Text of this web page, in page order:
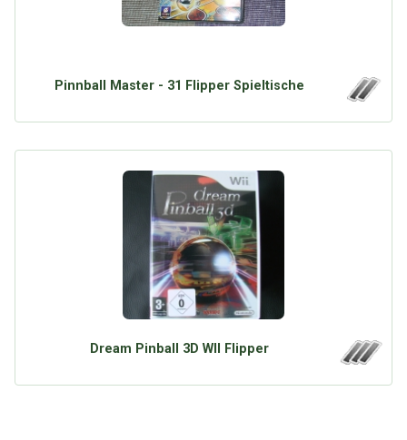
Pinnball Master - 31 Flipper Spieltische
Dream Pinball 3D WII Flipper